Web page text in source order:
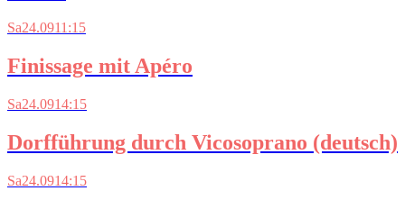
Sa24.0911:15
Finissage mit Apéro
Sa24.0914:15
Dorfführung durch Vicosoprano (deutsch)
Sa24.0914:15